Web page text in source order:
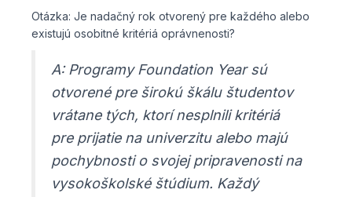
Otázka: Je nadačný rok otvorený pre každého alebo
existujú osobitné kritériá oprávnenosti?
A: Programy Foundation Year sú
otvorené pre širokú škálu študentov
vrátane tých, ktorí nesplnili kritériá
pre prijatie na univerzitu alebo majú
pochybnosti o svojej pripravenosti na
vysokoškolské štúdium. Každý